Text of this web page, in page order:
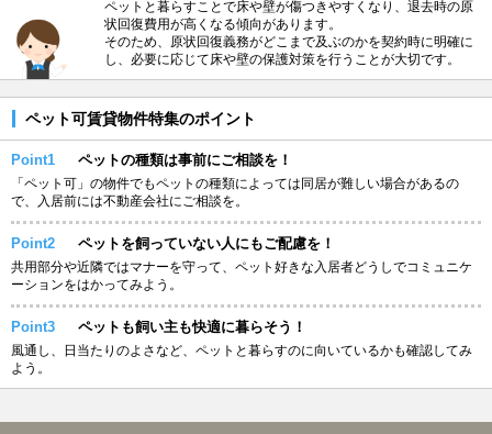
ペットと暮らすことで床や壁が傷つきやすくなり、退去時の原
状回復費用が高くなる傾向があります。
そのため、原状回復義務がどこまで及ぶのかを契約時に明確に
し、必要に応じて床や壁の保護対策を行うことが大切です。
ペット可賃貸物件特集のポイント
Point1 ペットの種類は事前にご相談を！
「ペット可」の物件でもペットの種類によっては同居が難しい場合があるの
で、入居前には不動産会社にご相談を。
Point2 ペットを飼っていない人にもご配慮を！
共用部分や近隣ではマナーを守って、ペット好きな入居者どうしでコミュニケ
ーションをはかってみよう。
Point3 ペットも飼い主も快適に暮らそう！
風通し、日当たりのよさなど、ペットと暮らすのに向いているかも確認してみ
よう。